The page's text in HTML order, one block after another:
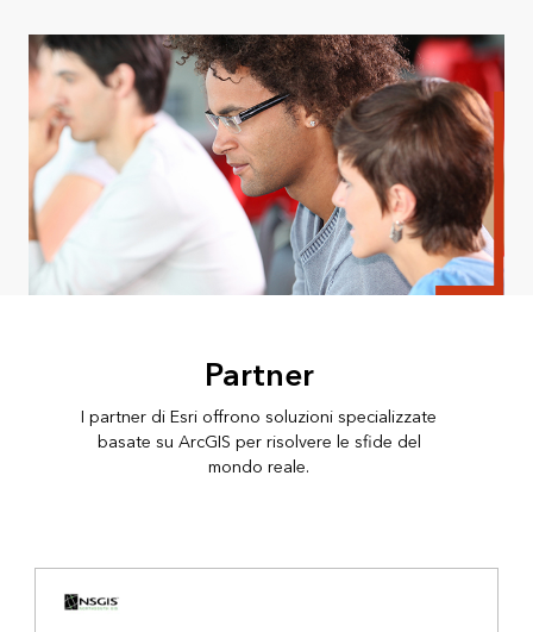
Partner
I partner di Esri offrono soluzioni specializzate
basate su ArcGIS per risolvere le sfide del
mondo reale.